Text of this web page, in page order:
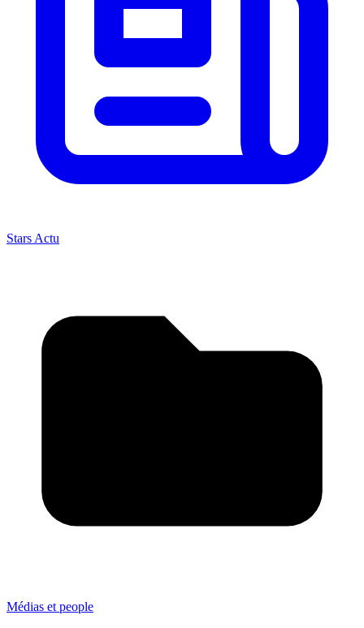
Stars Actu
Médias et people